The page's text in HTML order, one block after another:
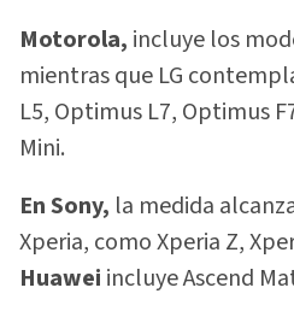
Motorola, incluye los
mientras que LG
L5, Optimus L7, Optimus
Mini.
En Sony, la medida
Xperia, como Xperia Z,
Huawei incluye Ascend